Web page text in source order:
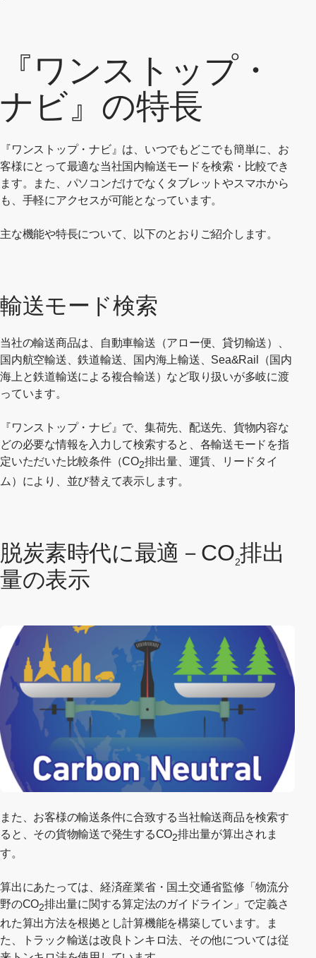
『ワンストップ・
ナビ』の特長
『ワンストップ・ナビ』は、いつでもどこでも簡単に、お
客様にとって最適な当社国内輸送モードを検索・比較でき
ます。また、パソコンだけでなくタブレットやスマホから
も、手軽にアクセスが可能となっています。
主な機能や特長について、以下のとおりご紹介します。
輸送モード検索
当社の輸送商品は、自動車輸送（アロー便、貸切輸送）、
国内航空輸送、鉄道輸送、国内海上輸送、Sea&Rail（国内
海上と鉄道輸送による複合輸送）など取り扱いが多岐に渡
っています。
『ワンストップ・ナビ』で、集荷先、配送先、貨物内容な
どの必要な情報を入力して検索すると、各輸送モードを指
定いただいた比較条件（CO2排出量、運賃、リードタイ
ム）により、並び替えて表示します。
脱炭素時代に最適－CO2排出
量の表示
また、お客様の輸送条件に合致する当社輸送商品を検索す
ると、その貨物輸送で発生するCO2排出量が算出されま
す。
算出にあたっては、経済産業省・国土交通省監修「物流分
野のCO2排出量に関する算定法のガイドライン」で定義さ
れた算出方法を根拠とし計算機能を構築しています。ま
た、トラック輸送は改良トンキロ法、その他については従